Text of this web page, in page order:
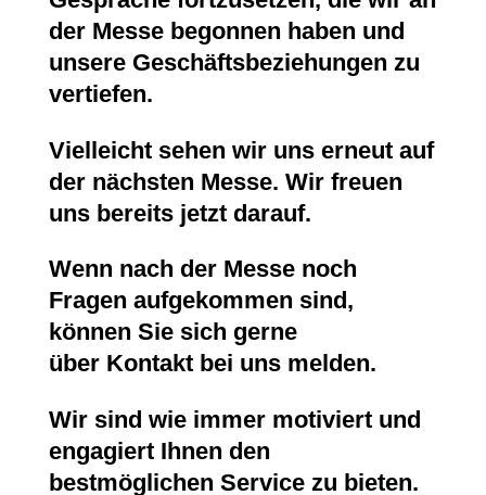
der Messe begonnen haben und
unsere Geschäftsbeziehungen zu
vertiefen.
Vielleicht sehen wir uns erneut auf
der nächsten Messe. Wir freuen
uns bereits jetzt darauf.
Wenn nach der Messe noch
Fragen aufgekommen sind,
können Sie sich gerne
über Kontaktbei uns melden.
Wir sind wie immer motiviert und
engagiert Ihnen den
bestmöglichen Service zu bieten.